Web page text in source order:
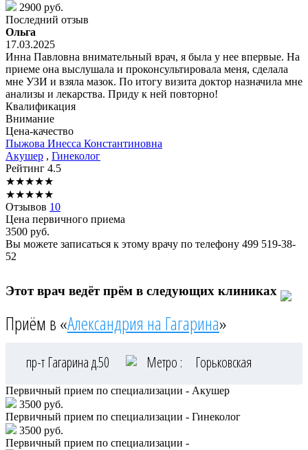
2900 руб.
Последний отзыв
Ольга
17.03.2025
Инна Павловна внимательный врач, я была у нее впервые. На
приеме она выслушала и проконсультировала меня, сделала
мне УЗИ и взяла мазок. По итогу визита доктор назначила мне
анализы и лекарства. Приду к ней повторно!
Квалификация
Внимание
Цена-качество
Пыжова Инесса Константиновна
Акушер , Гинеколог
Рейтинг 4.5
★★★★★
★★★★★
Отзывов 10
Цена первичного приема
3500 руб.
Вы можете записаться к этому врачу по телефону 499 519-38-
52
Этот врач ведёт прём в следующих клиниках
Приём в «Александрия на Гагарина»
пр-т Гагарина д.50 Метро : Горьковская
Первичный прием по специализации - Акушер
3500 руб.
Первичный прием по специализации - Гинеколог
3500 руб.
Первичный прием по специализации -